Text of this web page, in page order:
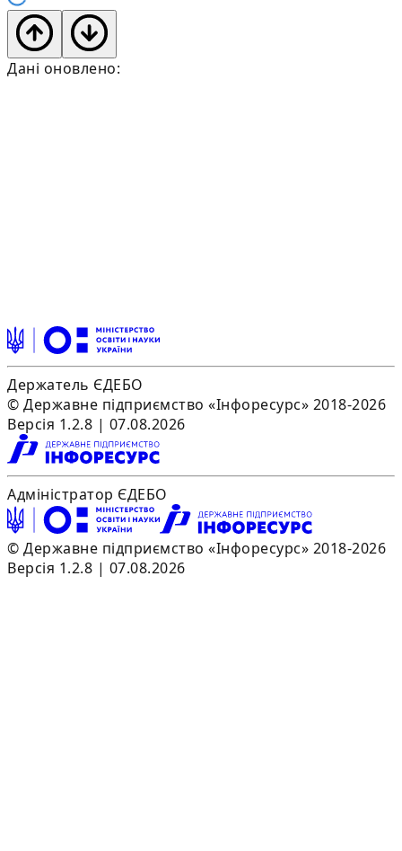
Дані оновлено:
Держатель ЄДЕБО
© Державне підприємство «Інфоресурс» 2018-2026
Версія 1.2.8 | 07.08.2026
Адміністратор ЄДЕБО
© Державне підприємство «Інфоресурс» 2018-2026
Версія 1.2.8 | 07.08.2026